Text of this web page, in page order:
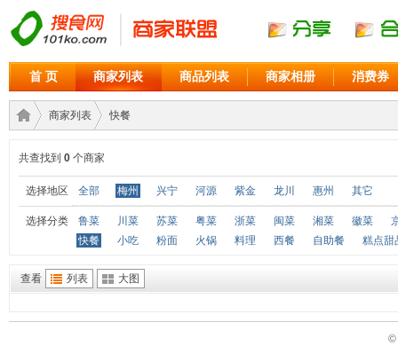
首 页 商家列表 商品列表 商家相册 消费券
商家›
商家列表
›
快餐
共查找到 0 个商家
选择地区 全部 梅州 兴宁 河源 紫金 龙川 惠州 其它
选择分类 鲁菜 川菜 苏菜 粤菜 浙菜 闽菜 湘菜 徽菜
快餐
小吃 粉面 火锅 料理 西餐 自助餐 糕点甜
查看 列表 大图
©